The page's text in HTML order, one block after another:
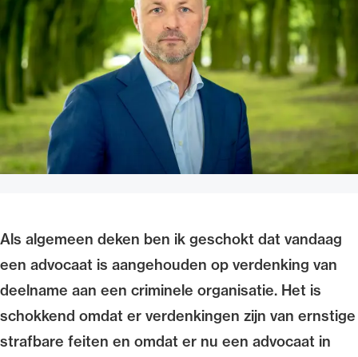
Als algemeen deken ben ik geschokt dat vandaag
een advocaat is aangehouden op verdenking van
deelname aan een criminele organisatie. Het is
schokkend omdat er verdenkingen zijn van ernstige
strafbare feiten en omdat er nu een advocaat in
Uitgelicht
Van de Advocatenwet tot de Verordening op
de advocatuur (Voda) en de Regeling op de
advocatuur (Roda).